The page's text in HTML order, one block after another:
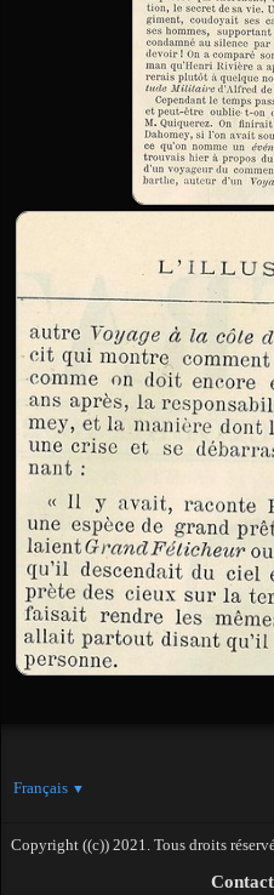
Français ▼
Copyright ((c)) 2021. Tous droits